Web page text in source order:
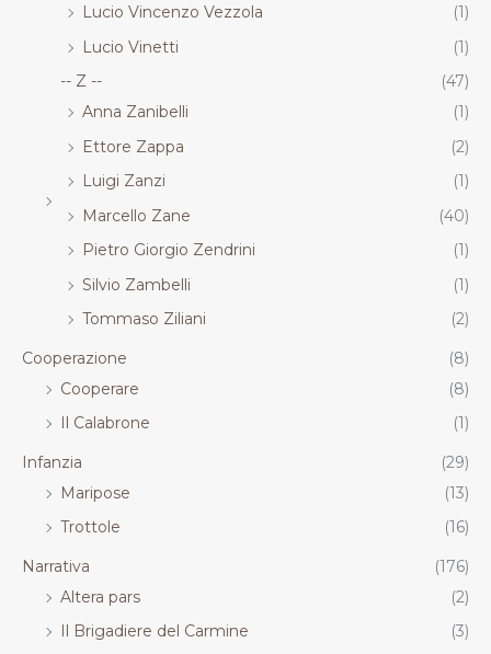
Lucio Vincenzo Vezzola
(1)
Lucio Vinetti
(1)
-- Z --
(47)
Anna Zanibelli
(1)
Ettore Zappa
(2)
Luigi Zanzi
(1)
Marcello Zane
(40)
Pietro Giorgio Zendrini
(1)
Silvio Zambelli
(1)
Tommaso Ziliani
(2)
Cooperazione
(8)
Cooperare
(8)
Il Calabrone
(1)
Infanzia
(29)
Maripose
(13)
Trottole
(16)
Narrativa
(176)
Altera pars
(2)
Il Brigadiere del Carmine
(3)